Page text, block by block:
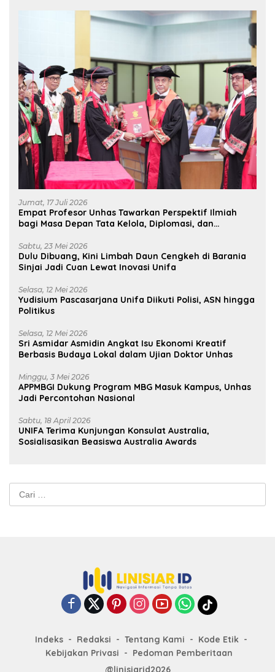
Jumat, 17 Juli 2026
Empat Profesor Unhas Tawarkan Perspektif Ilmiah
bagi Masa Depan Tata Kelola, Diplomasi, dan
Sabtu, 23 Mei 2026
Dulu Dibuang, Kini Limbah Daun Cengkeh di Barania
Sinjai Jadi Cuan Lewat Inovasi Unifa
Selasa, 12 Mei 2026
Yudisium Pascasarjana Unifa Diikuti Polisi, ASN hingga
Politikus
Selasa, 12 Mei 2026
Sri Asmidar Asmidin Angkat Isu Ekonomi Kreatif
Berbasis Budaya Lokal dalam Ujian Doktor Unhas
Minggu, 3 Mei 2026
APPMBGI Dukung Program MBG Masuk Kampus, Unhas
Jadi Percontohan Nasional
Sabtu, 18 April 2026
UNIFA Terima Kunjungan Konsulat Australia,
Sosialisasikan Beasiswa Australia Awards
Cari
untuk:
Indeks Redaksi Tentang Kami
Kode Etik
Kebijakan Privasi
Pedoman Pemberitaan
@linisiarid2026